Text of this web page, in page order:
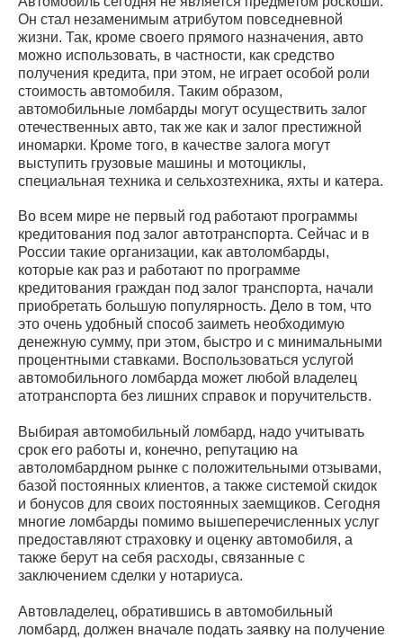
Он стал незаменимым атрибутом повседневной
жизни. Так, кроме своего прямого назначения, авто
можно использовать, в частности, как средство
получения кредита, при этом, не играет особой роли
стоимость автомобиля. Таким образом,
автомобильные ломбарды могут осуществить залог
отечественных авто, так же как и залог престижной
иномарки. Кроме того, в качестве залога могут
выступить грузовые машины и мотоциклы,
специальная техника и сельхозтехника, яхты и катера.
Во всем мире не первый год работают программы
кредитования под залог автотранспорта. Сейчас и в
России такие организации, как автоломбарды,
которые как раз и работают по программе
кредитования граждан под залог транспорта, начали
приобретать большую популярность. Дело в том, что
это очень удобный способ заиметь необходимую
денежную сумму, при этом, быстро и с минимальными
процентными ставками. Воспользоваться услугой
автомобильного ломбарда может любой владелец
атотранспорта без лишних справок и поручительств.
Выбирая автомобильный ломбард, надо учитывать
срок его работы и, конечно, репутацию на
автоломбардном рынке с положительными отзывами,
базой постоянных клиентов, а также системой скидок
и бонусов для своих постоянных заемщиков. Сегодня
многие ломбарды помимо вышеперечисленных услуг
предоставляют страховку и оценку автомобиля, а
также берут на себя расходы, связанные с
заключением сделки у нотариуса.
Автовладелец, обратившись в автомобильный
ломбард, должен вначале подать заявку на получение